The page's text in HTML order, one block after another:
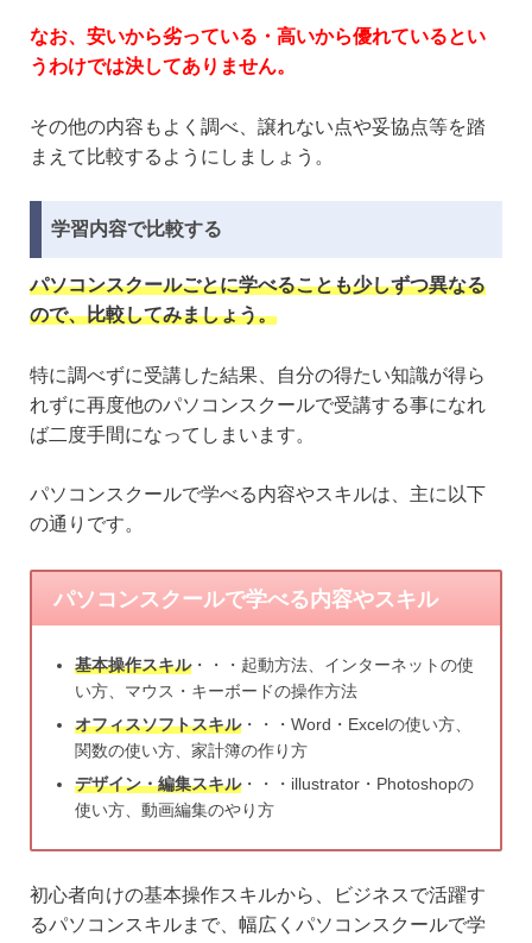
なお、安いから劣っている・高いから優れているとい
うわけでは決してありません。
その他の内容もよく調べ、譲れない点や妥協点等を踏
まえて比較するようにしましょう。
学習内容で比較する
パソコンスクールごとに学べることも少しずつ異なる
ので、比較してみましょう。
特に調べずに受講した結果、自分の得たい知識が得ら
れずに再度他のパソコンスクールで受講する事になれ
ば二度手間になってしまいます。
パソコンスクールで学べる内容やスキルは、主に以下
の通りです。
パソコンスクールで学べる内容やスキル
基本操作スキル・・・起動方法、インターネットの使
い方、マウス・キーボードの操作方法
オフィスソフトスキル・・・Word・Excelの使い方、
関数の使い方、家計簿の作り方
デザイン・編集スキル・・・illustrator・Photoshopの
使い方、動画編集のやり方
初心者向けの基本操作スキルから、ビジネスで活躍す
るパソコンスキルまで、幅広くパソコンスクールで学